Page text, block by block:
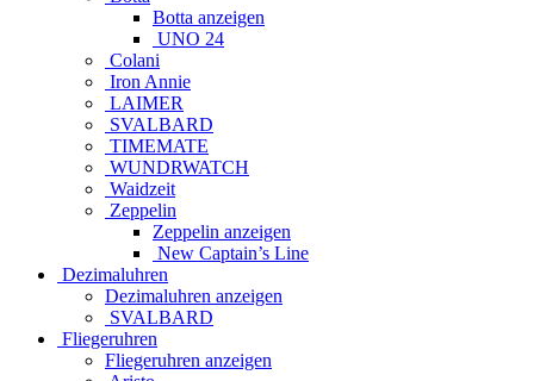
Botta anzeigen
UNO 24
Colani
Iron Annie
LAIMER
SVALBARD
TIMEMATE
WUNDRWATCH
Waidzeit
Zeppelin
Zeppelin anzeigen
New Captain’s Line
Dezimaluhren
Dezimaluhren anzeigen
SVALBARD
Fliegeruhren
Fliegeruhren anzeigen